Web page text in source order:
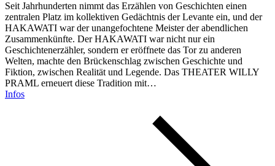
Seit Jahrhunderten nimmt das Erzählen von Geschichten einen
zentralen Platz im kollektiven Gedächtnis der Levante ein, und der
HAKAWATI war der unangefochtene Meister der abendlichen
Zusammenkünfte. Der HAKAWATI war nicht nur ein
Geschichtenerzähler, sondern er eröffnete das Tor zu anderen
Welten, machte den Brückenschlag zwischen Geschichte und
Fiktion, zwischen Realität und Legende. Das THEATER WILLY
PRAML erneuert diese Tradition mit…
Infos